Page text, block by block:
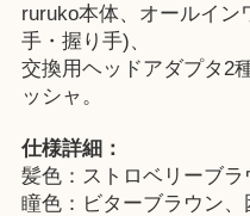
ruruko本体、オールイン
手・握り手)、
交換用ヘッドアダプタ2
ッシャ。
仕様詳細：
髪色：ストロベリーブラ
瞳色：ビターブラウン、